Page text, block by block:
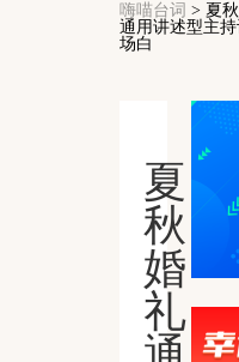
嗨喵台词 > 夏
通用讲述型主
场白
夏
秋
婚
礼